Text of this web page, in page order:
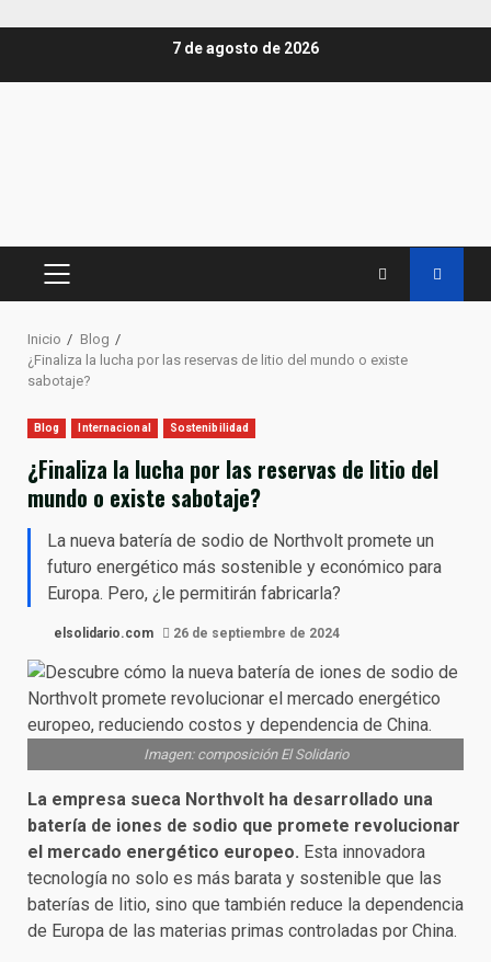
7 de agosto de 2026
MENÚ
Inicio
Blog
¿Finaliza la lucha por las reservas de litio del mundo o existe
sabotaje?
Blog Internacional Sostenibilidad
¿Finaliza la lucha por las reservas de litio del
mundo o existe sabotaje?
La nueva batería de sodio de Northvolt promete un
futuro energético más sostenible y económico para
Europa. Pero, ¿le permitirán fabricarla?
elsolidario.com 26 de septiembre de 2024
Imagen: composición El Solidario
La empresa sueca Northvolt ha desarrollado una
batería de iones de sodio que promete revolucionar
el mercado energético europeo. Esta innovadora
tecnología no solo es más barata y sostenible que las
baterías de litio, sino que también reduce la dependencia
de Europa de las materias primas controladas por China.